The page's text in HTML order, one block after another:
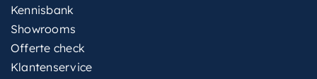
Kennisbank
Showrooms
Offerte check
Klantenservice